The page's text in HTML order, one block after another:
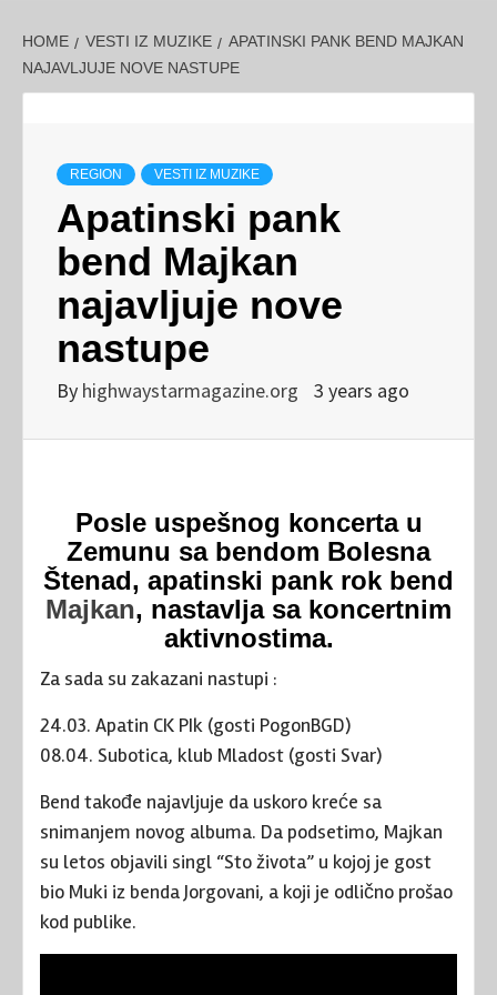
HOME VESTI IZ MUZIKE
APATINSKI PANK BEND MAJKAN
NAJAVLJUJE NOVE NASTUPE
REGION VESTI IZ MUZIKE
Apatinski pank
bend Majkan
najavljuje nove
nastupe
By highwaystarmagazine.org 3 years ago
Posle uspešnog koncerta u
Zemunu sa bendom Bolesna
Štenad, apatinski pank rok bend
Majkan, nastavlja sa koncertnim
aktivnostima.
Za sada su zakazani nastupi :
24.03. Apatin CK PIk (gosti PogonBGD)
08.04. Subotica, klub Mladost (gosti Svar)
Bend takođe najavljuje da uskoro kreće sa
snimanjem novog albuma. Da podsetimo, Majkan
su letos objavili singl “Sto života” u kojoj je gost
bio Muki iz benda Jorgovani, a koji je odlično prošao
kod publike.